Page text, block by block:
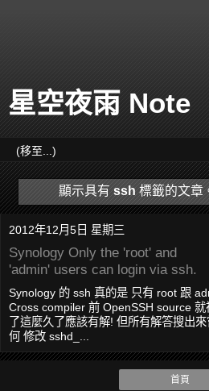
星空夜雨 Note
顯示具有 ssh 標籤的文章
2012年12月5日 星期三
Synology Only the 'root' and
'admin' users can login via ssh.
Synology 的 ssh 真的是 只有 root 跟
Cross compiler 前 OpenSSH source
了這麼久了應該有解! 但所有解答搜出
何 修改 sshd_...
首頁